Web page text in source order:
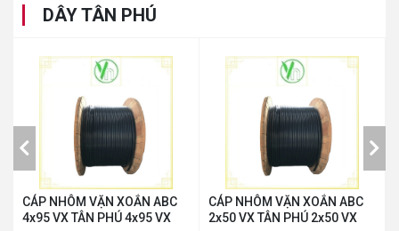
DÂY TÂN PHÚ
CÁP NHÔM VẶN XOẮN ABC
4x95 VX TÂN PHÚ 4x95 VX
CÁP NHÔM VẶN XOẮN ABC
2x50 VX TÂN PHÚ 2x50 VX